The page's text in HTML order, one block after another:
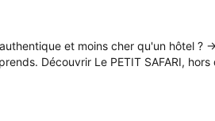
et moins cher qu'un hôtel ?
Découvrir Le PETIT SAFARI, hors